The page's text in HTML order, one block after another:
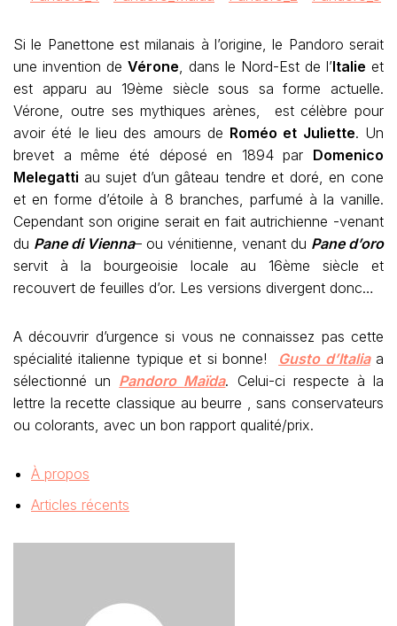
Si le Panettone est milanais à l’origine, le Pandoro serait
une invention de Vérone, dans le Nord-Est de l’Italie et
est apparu au 19ème siècle sous sa forme actuelle.
Vérone, outre ses mythiques arènes, est célèbre pour
avoir été le lieu des amours de Roméo et Juliette. Un
brevet a même été déposé en 1894 par Domenico
Melegatti au sujet d’un gâteau tendre et doré, en cone
et en forme d’étoile à 8 branches, parfumé à la vanille.
Cependant son origine serait en fait autrichienne -venant
du Pane di Vienna– ou vénitienne, venant du Pane d’oro
servit à la bourgeoisie locale au 16ème siècle et
recouvert de feuilles d’or. Les versions divergent donc…
A découvrir d’urgence si vous ne connaissez pas cette
spécialité italienne typique et si bonne! Gusto d’Italiaa
sélectionné un Pandoro Maïda. Celui-ci respecte à la
lettre la recette classique au beurre , sans conservateurs
ou colorants, avec un bon rapport qualité/prix.
À propos
Articles récents